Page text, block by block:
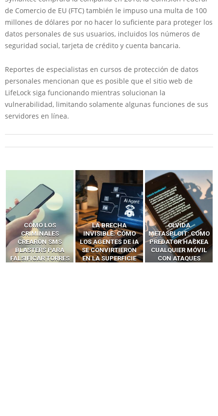
de Comercio de EU (FTC) también le impuso una multa de 100
millones de dólares por no hacer lo suficiente para proteger los
datos personales de sus usuarios, incluidos los números de
seguridad social, tarjeta de crédito y cuenta bancaria.
Reportes de especialistas en cursos de protección de datos
personales mencionan que es posible que el sitio web de
LifeLock siga funcionando mientras solucionan la
vulnerabilidad, limitando solamente algunas funciones de sus
servidores en línea.
LA BRECHA
INVISIBLE: CÓMO
LOS AGENTES DE IA
SE CONVIRTIERON
EN LA SUPERFICIE
OLVIDA
METASPLOIT: CÓMO
PREDATOR HACKEA
CUALQUIER MÓVIL
CON ATAQUES
CÓMO LOS HACKERS
INTERCEPTAN OTPS
Y LLAMADAS
MÓVILES SIN
‘HACKEAR’ — EL